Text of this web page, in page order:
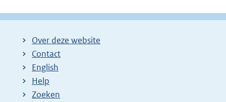
Over deze website
Contact
English
Help
Zoeken